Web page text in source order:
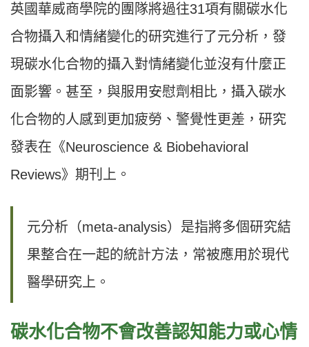
英國華威商學院的團隊將過往31項有關碳水化
合物攝入和情緒變化的研究進行了元分析，發
現碳水化合物的攝入對情緒變化並沒有什麼正
面影響。甚至，與服用安慰劑相比，攝入碳水
化合物的人感到更加疲勞、警覺性更差，研究
發表在《Neuroscience & Biobehavioral
Reviews》期刊上。
元分析（meta-analysis）是指將多個研究結
果整合在一起的統計方法，常被應用於現代
醫學研究上。
碳水化合物不會改善認知能力或心情